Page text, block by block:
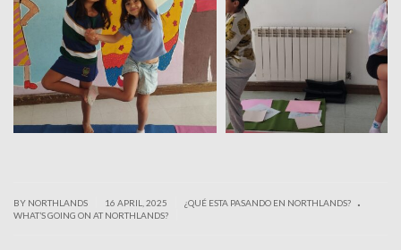
BY NORTHLANDS 16 APRIL, 2025 ¿QUÉ ESTA PASANDO EN NORTHLANDS? .
WHAT’S GOING ON AT NORTHLANDS?